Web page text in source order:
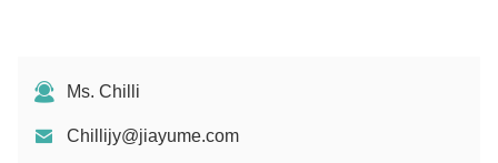
Ms. Chilli
Chillijy@jiayume.com